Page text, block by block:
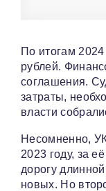
По итогам
рублей.
соглашения.
затраты,
власти
Несомненно,
2023 году, за
дорогу
новых. Но